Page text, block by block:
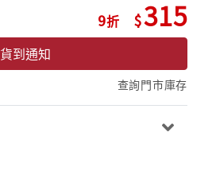
9 315
貨到通知
查詢門市庫存